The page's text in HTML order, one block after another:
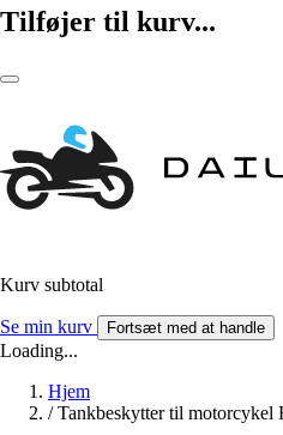
Tilføjer til kurv...
Kurv subtotal
Se min kurv Fortsæt med at handle
Loading...
Hjem
/ Tankbeskytter til motorcykel